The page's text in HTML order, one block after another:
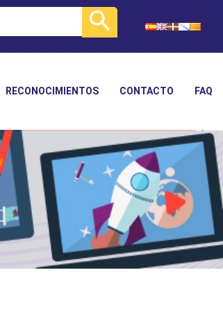
RECONOCIMIENTOS CONTACTO FAQ